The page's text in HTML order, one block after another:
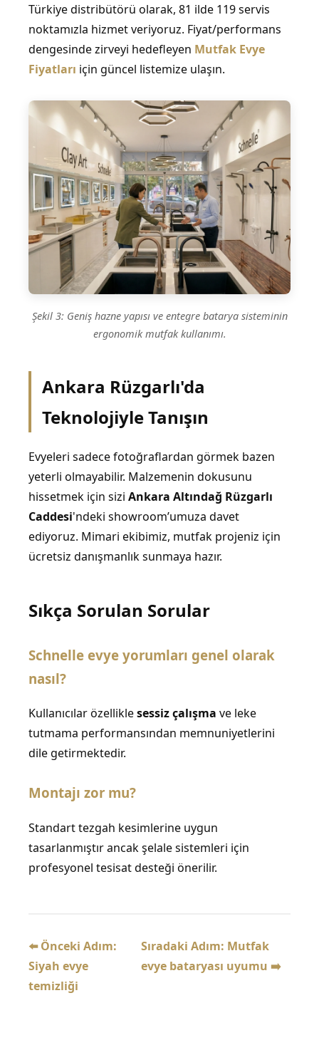
Türkiye distribütörü olarak, 81 ilde 119 servis
noktamızla hizmet veriyoruz. Fiyat/performans
dengesinde zirveyi hedefleyen Mutfak Evye
Fiyatları için güncel listemize ulaşın.
Şekil 3: Geniş hazne yapısı ve entegre batarya sisteminin
ergonomik mutfak kullanımı.
Ankara Rüzgarlı'da
Teknolojiyle Tanışın
Evyeleri sadece fotoğraflardan görmek bazen
yeterli olmayabilir. Malzemenin dokusunu
hissetmek için sizi Ankara Altındağ Rüzgarlı
Caddesi'ndeki showroom’umuza davet
ediyoruz. Mimari ekibimiz, mutfak projeniz için
ücretsiz danışmanlık sunmaya hazır.
Sıkça Sorulan Sorular
Schnelle evye yorumları genel olarak
nasıl?
Kullanıcılar özelliklesessiz çalışma ve leke
tutmama performansından memnuniyetlerini
dile getirmektedir.
Montajı zor mu?
Standart tezgah kesimlerine uygun
tasarlanmıştır ancak şelale sistemleri için
profesyonel tesisat desteği önerilir.
⬅️ Önceki Adım:
Siyah evye
temizliği
Sıradaki Adım: Mutfak
evye bataryası uyumu ➡️